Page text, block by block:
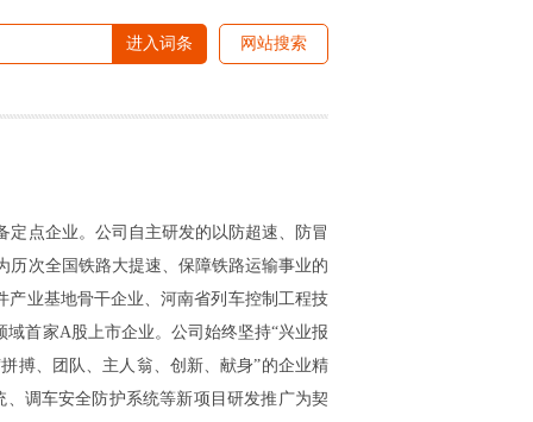
进入词条 网站搜索
定点企业。公司自主研发的以防超速、防冒
历次全国铁路大提速、保障铁路运输事业的
业基地骨干企业、河南省列车控制工程技
首家A股上市企业。公司始终坚持“兴业报
搏、团队、主人翁、创新、献身”的企业精
调车安全防护系统等新项目研发推广为契